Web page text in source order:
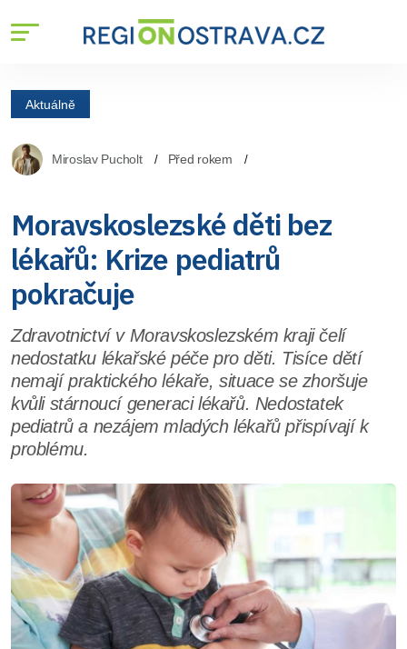
Aktuálně
Miroslav Pucholt Před rokem
Moravskoslezské děti bez
lékařů: Krize pediatrů
pokračuje
Zdravotnictví v Moravskoslezském kraji čelí
nedostatku lékařské péče pro děti. Tisíce dětí
nemají praktického lékaře, situace se zhoršuje
kvůli stárnoucí generaci lékařů. Nedostatek
pediatrů a nezájem mladých lékařů přispívají k
problému.